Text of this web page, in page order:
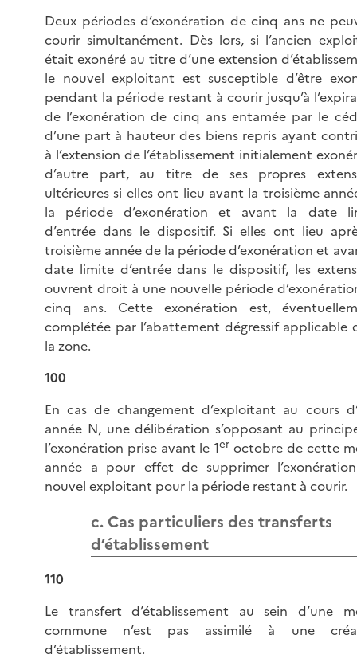
Deux périodes d’exonération de cinq ans ne
courir simultanément. Dès lors, si l’ancien
était exonéré au titre d’une extension
le nouvel exploitant est susceptible d’être
pendant la période restant à courir jusqu’à
de l’exonération de cinq ans entamée par le
d’une part à hauteur des biens repris ayant
à l’extension de l’établissement initialement
d’autre part, au titre de ses propres
ultérieures si elles ont lieu avant la troisième
la période d’exonération et avant la date
d’entrée dans le dispositif. Si elles ont lieu
troisième année de la période d’exonération et
date limite d’entrée dans le dispositif, les
ouvrent droit à une nouvelle période
cinq ans. Cette exonération est,
complétée par l’abattement dégressif applicable
la zone.
100
En cas de changement d’exploitant au cours
année N, une délibération s’opposant au
l’exonération prise avant le 1er octobre de cette
année a pour effet de supprimer
nouvel exploitant pour la période restant à courir.
c. Cas particuliers des transferts
d’établissement
110
Le transfert d’établissement au sein d’une
commune n’est pas assimilé à une
d’établissement.